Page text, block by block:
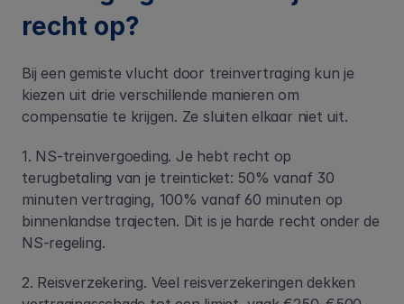
recht op?
Bij een gemiste vlucht door treinvertraging kun je
kiezen uit drie verschillende manieren om
compensatie te krijgen. Ze sluiten elkaar niet uit.
1. NS-treinvergoeding. Je hebt recht op
terugbetaling van je treinticket: 50% vanaf 30
minuten vertraging, 100% vanaf 60 minuten op
binnenlandse trajecten. Dit is je harde recht onder de
NS-regeling.
2. Reisverzekering. Veel reisverzekeringen dekken